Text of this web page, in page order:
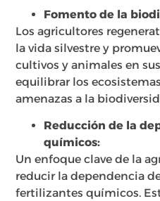
Fomento de la
Los agricultores
la vida silvestre y
cultivos y animales en
equilibrar los
amenazas a la
Reducción de la
químicos:
Un enfoque clave de la
reducir la dependencia
fertilizantes químicos.